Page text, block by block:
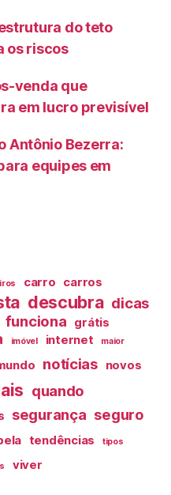
do teto
os riscos
venda que
em lucro previsível
Antônio Bezerra:
equipes em
carro carros
descubra dicas
funciona grátis
imóvel internet maior
notícias novos
quando
segurança seguro
tendências tipos
viver